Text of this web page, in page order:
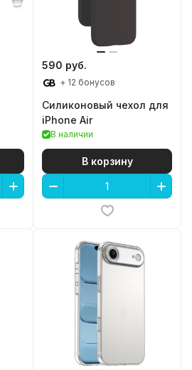
590 руб.
+ 12 бонусов
Силиконовый чехол для
iPhone Air
В наличии
В корзину